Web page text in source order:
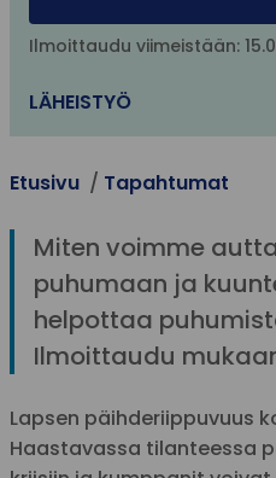
Ilmoittaudu viimeistään:
LÄHEISTYÖ
Etusivu Tapahtumat
Miten voimme
puhumaan ja
helpottaa
Ilmoittaudu
Lapsen päihderiippuvuus
Haastavassa tilanteessa